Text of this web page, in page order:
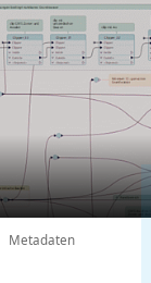
Metadaten